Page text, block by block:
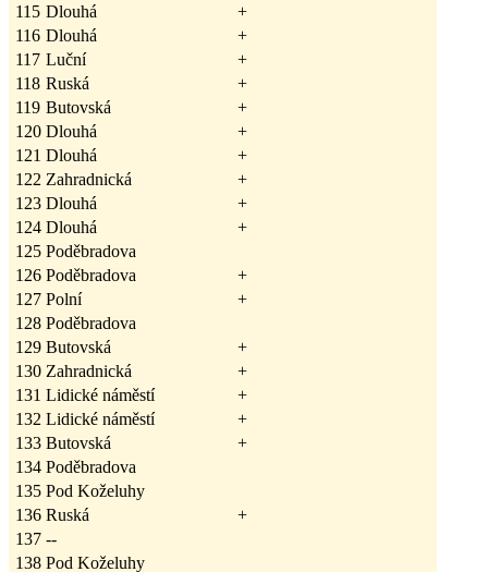
115 Dlouhá
+
116 Dlouhá
+
117 Luční
+
118 Ruská
+
119 Butovská
+
120 Dlouhá
+
121 Dlouhá
+
122 Zahradnická
+
123 Dlouhá
+
124 Dlouhá
+
125 Poděbradova
126 Poděbradova
+
127 Polní
+
128 Poděbradova
129 Butovská
+
130 Zahradnická
+
131 Lidické náměstí
+
132 Lidické náměstí
+
133 Butovská
+
134 Poděbradova
135 Pod Koželuhy
136 Ruská
+
137 --
138 Pod Koželuhy